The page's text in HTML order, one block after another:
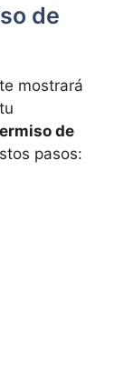
de
mostrará
de
pasos: